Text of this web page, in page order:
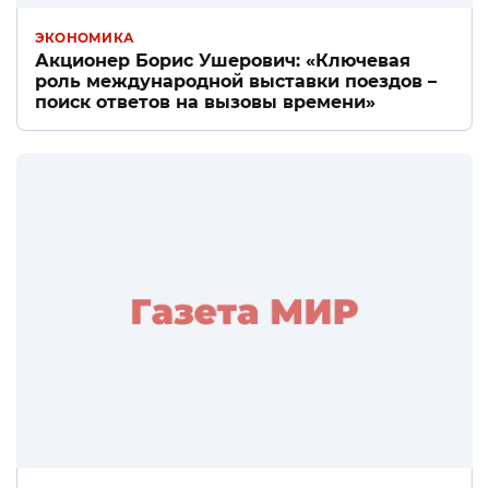
ЭКОНОМИКА
Акционер Борис Ушерович: «Ключевая
роль международной выставки поездов –
поиск ответов на вызовы времени»